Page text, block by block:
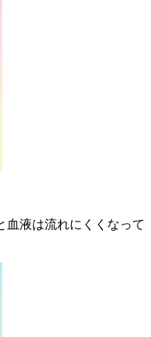
血液は流れにくくなって